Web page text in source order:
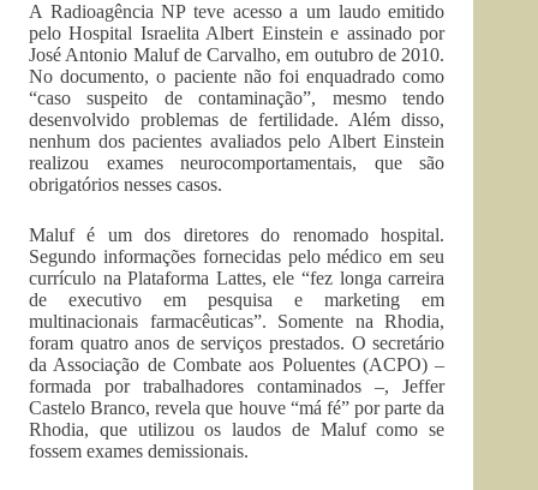
A Radioagência NP teve acesso a um laudo emitido
pelo Hospital Israelita Albert Einstein e assinado por
José Antonio Maluf de Carvalho, em outubro de 2010.
No documento, o paciente não foi enquadrado como
“caso suspeito de contaminação”, mesmo tendo
desenvolvido problemas de fertilidade. Além disso,
nenhum dos pacientes avaliados pelo Albert Einstein
realizou exames neurocomportamentais, que são
obrigatórios nesses casos.
Maluf é um dos diretores do renomado hospital.
Segundo informações fornecidas pelo médico em seu
currículo na Plataforma Lattes, ele “fez longa carreira
de executivo em pesquisa e marketing em
multinacionais farmacêuticas”. Somente na Rhodia,
foram quatro anos de serviços prestados. O secretário
da Associação de Combate aos Poluentes (ACPO) –
formada por trabalhadores contaminados –, Jeffer
Castelo Branco, revela que houve “má fé” por parte da
Rhodia, que utilizou os laudos de Maluf como se
fossem exames demissionais.